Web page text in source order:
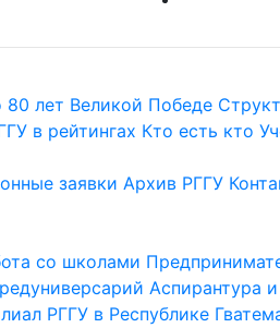
80 лет Великой Победе
в рейтингах Кто есть кто
заявки Архив РГГУ
со школами
Аспирантура
РГГУ в Республике